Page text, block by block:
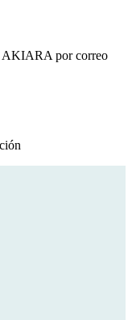
AKIARA por correo